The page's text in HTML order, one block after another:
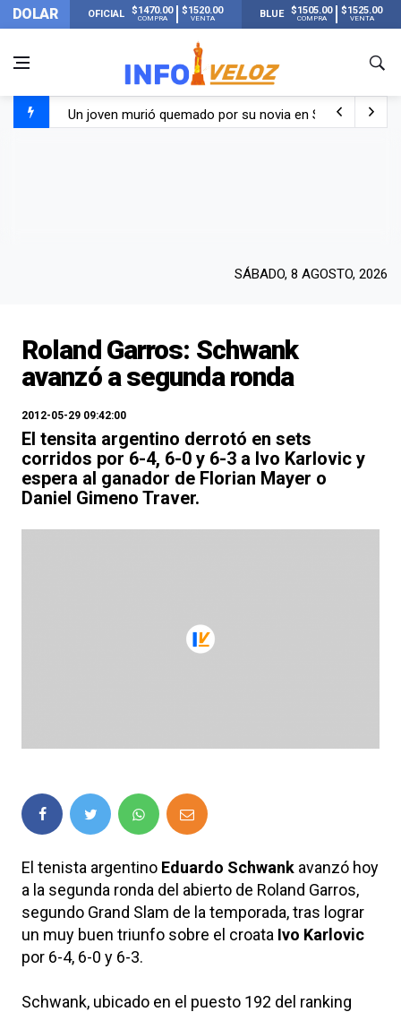
DOLAR OFICIAL $1470.00
COMPRA
$1520.00
VENTA BLUE $1505.00
COMPRA
$1525.00
VENTA
Un joven murió quemado por su novia en San Luis:
SÁBADO, 8 AGOSTO, 2026
Roland Garros: Schwank
avanzó a segunda ronda
2012-05-29 09:42:00
El tensita argentino derrotó en sets
corridos por 6-4, 6-0 y 6-3 a Ivo Karlovic y
espera al ganador de Florian Mayer o
Daniel Gimeno Traver.
El tenista argentino Eduardo Schwank avanzó hoy
a la segunda ronda del abierto de Roland Garros,
segundo Grand Slam de la temporada, tras lograr
un muy buen triunfo sobre el croata Ivo Karlovic
por 6-4, 6-0 y 6-3.
Schwank, ubicado en el puesto 192 del ranking